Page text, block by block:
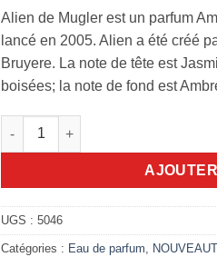
Alien de Mugler est un parfum
lancé en 2005. Alien a été créé
Bruyere. La note de tête est
boisées; la note de fond est
quantité de Alien Mugler femme
UGS : 5046
Catégories : Eau de parfum,